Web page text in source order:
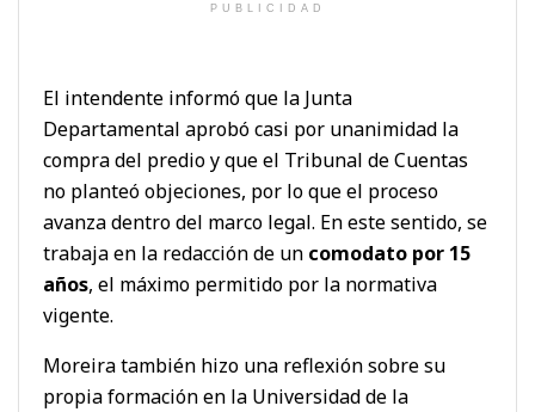
PUBLICIDAD
El intendente informó que la Junta
Departamental aprobó casi por unanimidad la
compra del predio y que el Tribunal de Cuentas
no planteó objeciones, por lo que el proceso
avanza dentro del marco legal. En este sentido, se
trabaja en la redacción de un comodato por 15
años, el máximo permitido por la normativa
vigente.
Moreira también hizo una reflexión sobre su
propia formación en la Universidad de la